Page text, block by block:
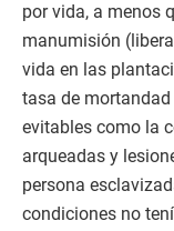
por vida, a menos
manumisión
vida en las
tasa de
evitables como la
arqueadas y
persona
condiciones no